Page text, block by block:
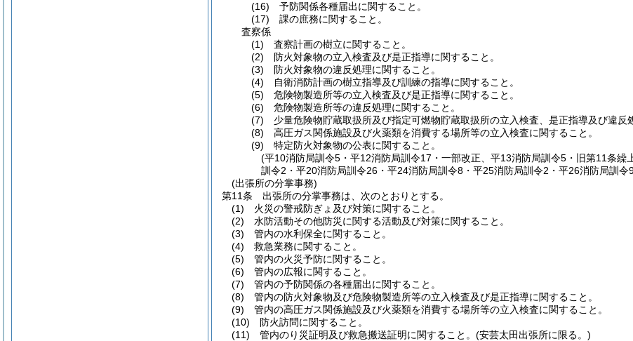
(16) 予防関係各種届出に関すること。
(17) 課の庶務に関すること。
査察係
(1) 査察計画の樹立に関すること。
(2) 防火対象物の立入検査及び是正指導に関すること。
(3) 防火対象物の違反処理に関すること。
(4) 自衛消防計画の樹立指導及び訓練の指導に関すること。
(5) 危険物製造所等の立入検査及び是正指導に関すること。
(6) 危険物製造所等の違反処理に関すること。
(7) 少量危険物貯蔵取扱所及び指定可燃物貯蔵取扱所の立入検査、是正指導及び違反
(8) 高圧ガス関係施設及び火薬類を消費する場所等の立入検査に関すること。
(9) 特定防火対象物の公表に関すること。
(平10消防局訓令5・平12消防局訓令17・一部改正、平13消防局訓令5・旧第11条
訓令2・平20消防局訓令26・平24消防局訓令8・平25消防局訓令2・平26消防局訓
(出張所の分掌事務)
第11条
出張所の分掌事務は、次のとおりとする。
(1)
火災の警戒防ぎょ及び対策に関すること。
(2)
水防活動その他防災に関する活動及び対策に関すること。
(3)
管内の水利保全に関すること。
(4)
救急業務に関すること。
(5)
管内の火災予防に関すること。
(6)
管内の広報に関すること。
(7)
管内の予防関係の各種届出に関すること。
(8)
管内の防火対象物及び危険物製造所等の立入検査及び是正指導に関すること。
(9)
管内の高圧ガス関係施設及び火薬類を消費する場所等の立入検査に関すること。
(10)
防火訪問に関すること。
(11)
管内のり災証明及び救急搬送証明に関すること。 (安芸太田出張所に限る。)